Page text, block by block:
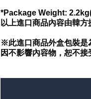
*Package Weight:
以上進口商品內容由韓方
※此進口商品外盒包裝是
因不影響內容物，恕不接